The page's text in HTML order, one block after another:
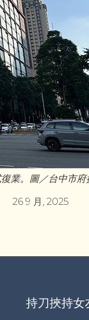
業。圖／台中市府
26 9 月, 2025
持刀挾持女